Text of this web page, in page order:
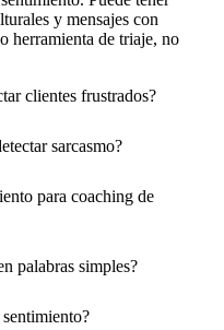
y mensajes con
herramienta de triaje, no
clientes frustrados?
sarcasmo?
para coaching de
palabras simples?